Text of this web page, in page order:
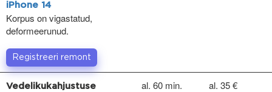
iPhone 14
Korpus on vigastatud,
deformeerunud.
Registreeri remont
Vedelikukahjustuse
al. 60 min. al. 35 €